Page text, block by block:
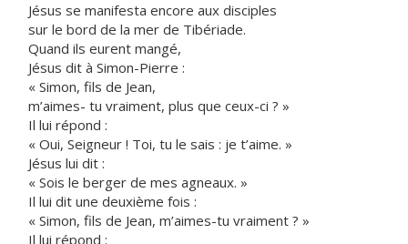
Jésus se manifesta encore aux disciples
sur le bord de la mer de Tibériade.
Quand ils eurent mangé,
Jésus dit à Simon-Pierre :
« Simon, fils de Jean,
m’aimes- tu vraiment, plus que ceux-ci ? »
Il lui répond :
« Oui, Seigneur ! Toi, tu le sais : je t’aime. »
Jésus lui dit :
« Sois le berger de mes agneaux. »
Il lui dit une deuxième fois :
« Simon, fils de Jean, m’aimes-tu vraiment ? »
Il lui répond :